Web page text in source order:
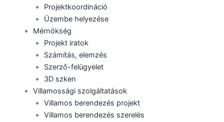
Projektkoordináció
Üzembe helyezése
Mérnökség
Projekt iratok
Számítás, elemzés
Szerző-felügyelet
3D szken
Villamossági szolgáltatások
Villamos berendezés projekt
Villamos berendezés szerelés